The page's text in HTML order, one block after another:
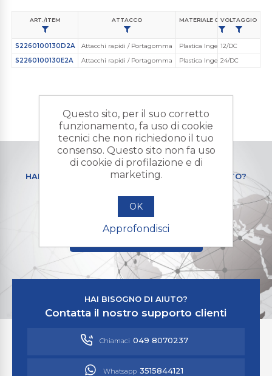
ART./ITEM ATTACCO MATERIALE CORPO VALVOLA
VOLTAGGIO
S2260100130D2A Attacchi rapidi / Portagomma Plastica Ingegnerizzata
12/DC
S2260100130E2A
Attacchi rapidi / Portagomma Plastica Ingegnerizzata
24/DC
HAI BISOGNO DI UN PRODOTTO PERSONALIZZATO?
richiesta di preventivo
HAI BISOGNO DI AIUTO?
Contatta il nostro supporto clienti
Chiamaci 049 8070237
Whatsapp 3515844121
Questo sito, per il suo corretto
funzionamento, fa uso di cookie
tecnici che non richiedono il tuo
consenso. Questo sito non fa uso
di cookie di profilazione e di
marketing.
OK
Approfondisci